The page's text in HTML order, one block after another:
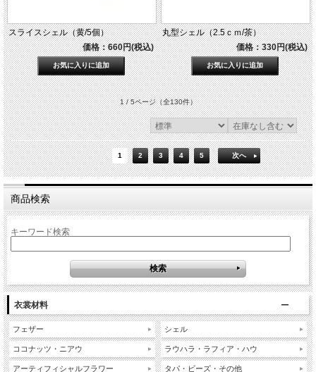
スライスシェル（黄/5個）
価格：660円(税込)
丸型シェル（2.5ｃｍ/茶）
価格：330円(税込)
1 / 5ページ（全130件）
1 2 3 4 5 次へ
商品検索
キーワード検索
衣裳材料
フェザー
ココナッツ・ニアウ
アーティフィシャルフラワー
シェル
ラウハラ・ラフィア・ハウ
タパ・ビーズ・その他